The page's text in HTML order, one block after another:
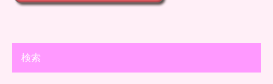
検索